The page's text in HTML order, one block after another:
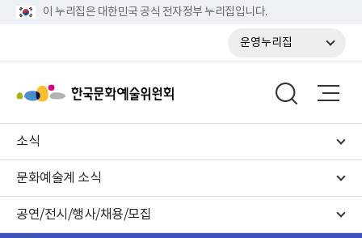
이 누리집은 대한민국 공식 전자정부 누리집입니다.
운영누리집
소식
문화예술계 소식
공연/전시/행사/채용/모집